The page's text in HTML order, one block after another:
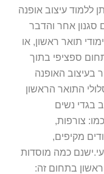
ללמוד עיצוב אופנה
סגנון אחר והדבר
תואר ראשון, או
ספציפי בתוך
בעיצוב האופנה
התואר הראשון
בגדי נשים
צורפות,
מקיפים,
כמה מוסדות
בתחום זה: